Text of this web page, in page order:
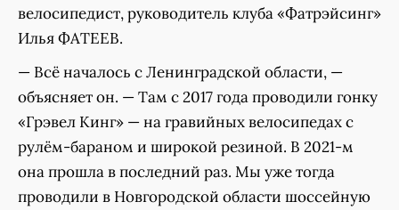
велосипедист, руководитель клуба «Фатрэйсинг»
Илья ФАТЕЕВ.
— Всё началось с Ленинградской области, —
объясняет он. — Там с 2017 года проводили гонку
«Грэвел Кинг» — на гравийных велосипедах с
рулём-бараном и широкой резиной. В 2021-м
она прошла в последний раз. Мы уже тогда
проводили в Новгородской области шоссейную